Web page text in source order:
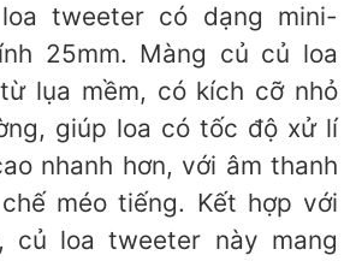
tweeter có dạng mini-
25mm. Màng củ củ loa
lụa mềm, có kích cỡ nhỏ
giúp loa có tốc độ xử lí
nhanh hơn, với âm thanh
méo tiếng. Kết hợp với
củ loa tweeter này mang